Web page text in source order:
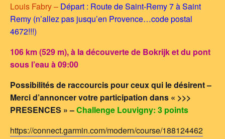
Louis Fabry – Départ : Route de Saint-Remy 7 à Saint
Remy (n’allez pas jusqu’en Provence…code postal
4672!!!)
106 km (529 m), à la découverte de Bokrijk et du pont
sous l’eau à 09:00
Possibilités de raccourcis pour ceux qui le désirent –
Merci d’annoncer votre participation dans « >>>
PRESENCES » –Challenge Louvigny: 3 points
https://connect.garmin.com/modern/course/188124462